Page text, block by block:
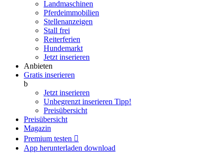
Landmaschinen
Pferdeimmobilien
Stellenanzeigen
Stall frei
Reiterferien
Hundemarkt
Jetzt inserieren
Anbieten
Gratis inserieren
b
Jetzt inserieren
Unbegrenzt inserieren Tipp!
Preisübersicht
Preisübersicht
Magazin
Premium testen 
App herunterladen download